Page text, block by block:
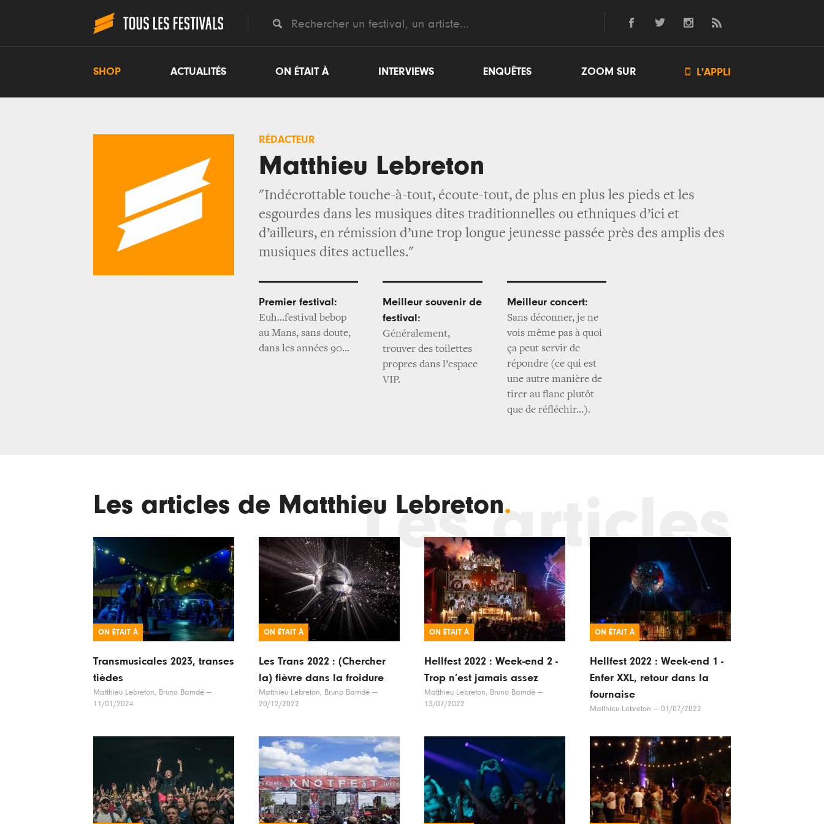
SHOP ACTUALITÉS ON ÉTAIT À INTERVIEWS ENQUÊTES ZOOM SUR  L'APPLI
RÉDACTEUR
Matthieu Lebreton
"Indécrottable touche-à-tout, écoute-tout, de plus en plus les pieds et les
esgourdes dans les musiques dites traditionnelles ou ethniques d’ici et
d’ailleurs, en rémission d’une trop longue jeunesse passée près des amplis des
musiques dites actuelles."
Premier festival:
Euh...festival bebop
au Mans, sans doute,
dans les années 90...
Meilleur souvenir de
festival:
Généralement,
trouver des toilettes
propres dans l’espace
VIP.
Meilleur concert:
Sans déconner, je ne
vois même pas à quoi
ça peut servir de
répondre (ce qui est
une autre manière de
tirer au flanc plutôt
que de réfléchir…).
Les articles de Matthieu Lebreton.
Les articles
ON ÉTAIT À
Transmusicales 2023, transes
tièdes
Matthieu Lebreton, Bruno Bamdé —
11/01/2024
ON ÉTAIT À
Les Trans 2022 : (Chercher
la) fièvre dans la froidure
Matthieu Lebreton, Bruno Bamdé —
20/12/2022
ON ÉTAIT À
Hellfest 2022 : Week-end 2 -
Trop n’est jamais assez
Matthieu Lebreton, Bruno Bamdé —
13/07/2022
ON ÉTAIT À
Hellfest 2022 : Week-end 1 -
Enfer XXL, retour dans la
fournaise
Matthieu Lebreton — 01/07/2022